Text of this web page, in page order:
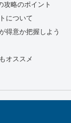
略のポイント
について
得意か把握しよう
オススメ